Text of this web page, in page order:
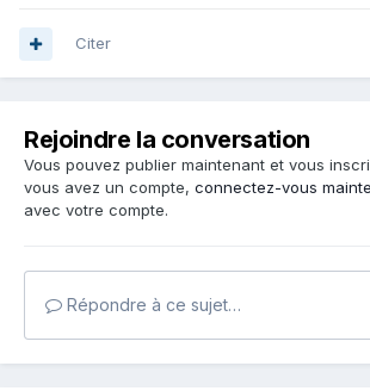
Citer
Rejoindre la conversation
Vous pouvez publier maintenant et vous
vous avez un compte, connectez-vous
avec votre compte.
Répondre à ce sujet…